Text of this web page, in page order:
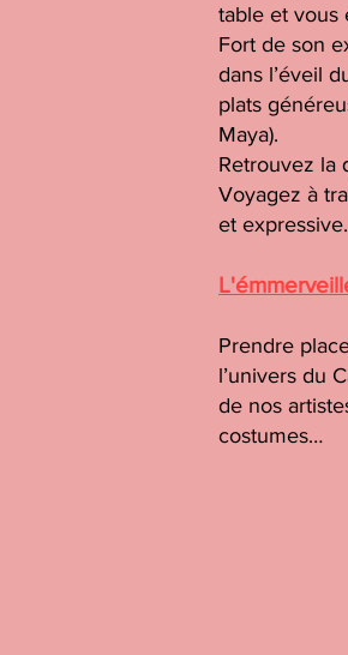
table et vous
Fort de son
dans l’éveil
plats
Maya).
Retrouvez la
Voyagez à
et expressive.
Prendre
l’univers du
de nos
costumes…